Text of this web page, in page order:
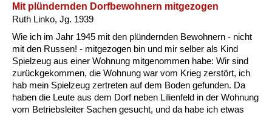
Mit plündernden Dorfbewohnern mitgezogen
Ruth Linko, Jg. 1939
Wie ich im Jahr 1945 mit den plündernden Bewohnern - nicht
mit den Russen! - mitgezogen bin und mir selber als Kind
Spielzeug aus einer Wohnung mitgenommen habe: Wir sind
zurückgekommen, die Wohnung war vom Krieg zerstört, ich
hab mein Spielzeug zertreten auf dem Boden gefunden. Da
haben die Leute aus dem Dorf neben Lilienfeld in der Wohnung
vom Betriebsleiter Sachen gesucht, und da habe ich etwas